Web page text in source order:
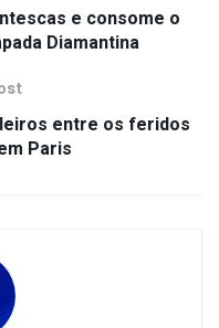
e consome o
Diamantina
entre os feridos
Paris